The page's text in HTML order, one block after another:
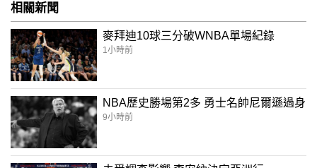
相關新聞
麥拜迪10球三分破WNBA單場紀錄
1小時前
NBA歷史勝場第2多 勇士名帥尼爾遜過身
9小時前